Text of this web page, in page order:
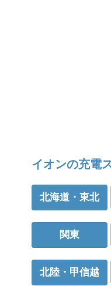
イオンの充電
北海道・東北
関東
北陸・甲信越